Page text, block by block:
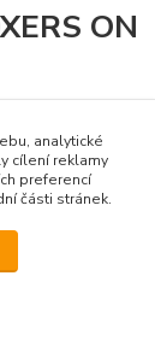
ON
obrněných
americké
analytické
cílení reklamy
preferencí
části stránek.